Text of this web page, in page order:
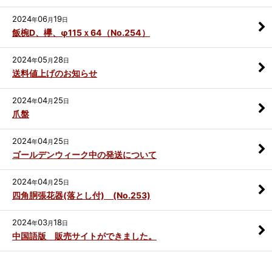
2024年06月19日
飯椀D、欅、φ115ｘ64（No.254）
2024年05 月 28日
送料値上げのお知らせ
2024年04月 25日
爪盤
2024年04月 25日
ゴールデンウィーク中の発送について
2024年04月 25日
四角胴張花器(落とし付) (No.253)
2024年03月18日
中国語版 販売サイトができました。